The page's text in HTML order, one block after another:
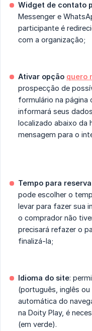
Widget de contato
Messenger e
participante é
com a organização;
Ativar opção quero
prospecção de
formulário na página
informará seus
localizado abaixo da
mensagem para o
Tempo para
pode escolher o
levar para fazer sua
o comprador não
precisará refazer o
finalizá-la;
Idioma do site:
(português, inglês
automática do
na Doity Play, é
(em verde).